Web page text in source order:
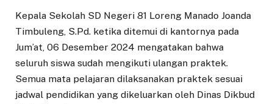
Kepala Sekolah SD Negeri 81 Loreng Manado Joanda
Timbuleng, S.Pd. ketika ditemui di kantornya pada
Jum’at, 06 Desember 2024 mengatakan bahwa
seluruh siswa sudah mengikuti ulangan praktek.
Semua mata pelajaran dilaksanakan praktek sesuai
jadwal pendidikan yang dikeluarkan oleh Dinas Dikbud